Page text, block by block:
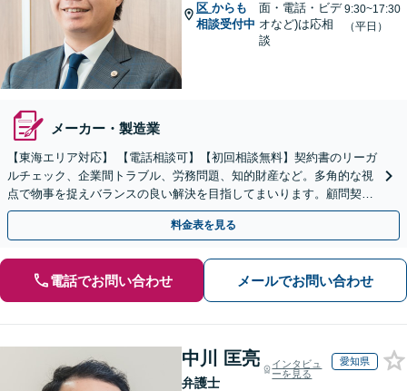
区 からも
相談受付中
面・電話・ビデ
オなど)は応相
談
9:30~17:30
（平日）
メーカー・製造業
【東海エリア対応】 【電話相談可】【初回相談無料】契約書のリーガ
ルチェック、企業間トラブル、労務問題、知的財産など。多角的な視
点で物事を捉えバランスの良い解決を目指してまいります。顧問契約
は月額5,000円から対応可【夜間＆休日面談OK】
料金表を見る
電話でお問い合わせ メールでお問い合わせ
中川 匡亮
弁護士
インタビュ
ーを見る
愛知県